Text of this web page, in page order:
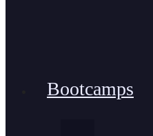
Bootcamps